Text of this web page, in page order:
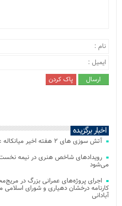
اخبار برگزیده
آتش‌ سوزی‌ های ۲ هفته اخیر میانکاله عمدی بود
می‌شود
اجرای پروژه‌های عمرانی بزرگ در
کارنامه درخشان دهیاری و شورای
آبادانی